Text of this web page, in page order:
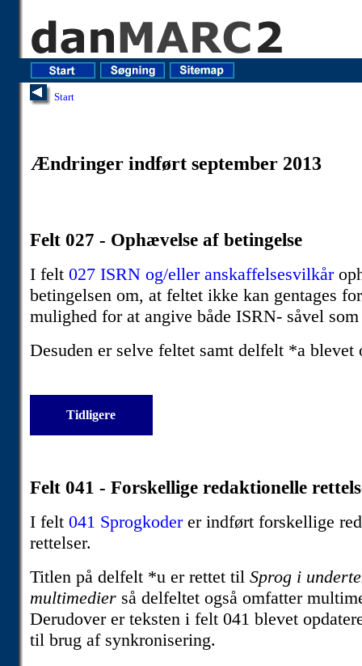
Start
Ændringer indført september 2013
Felt 027 - Ophævelse af betingelse
I felt 027 ISRN og/eller anskaffelsesvilkår
betingelsen om, at feltet ikke kan gentages
mulighed for at angive både ISRN- såvel
Desuden er selve feltet samt delfelt *a blevet
Tidligere
Felt 041 - Forskellige redaktionelle
I felt 041 Sprogkoderer indført forskellige
rettelser.
Titlen på delfelt *u er rettet til Sprog i
multimedier så delfeltet også omfatter
Derudover er teksten i felt 041 blevet
til brug af synkronisering.